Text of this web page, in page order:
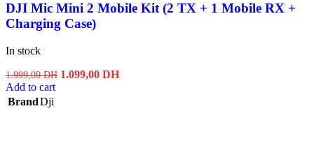
DJI Mic Mini 2 Mobile Kit (2 TX + 1 Mobile RX +
Charging Case)
In stock
1.999,00DH Original
1.099,00 DHCurrent
Add to cart
BrandDji